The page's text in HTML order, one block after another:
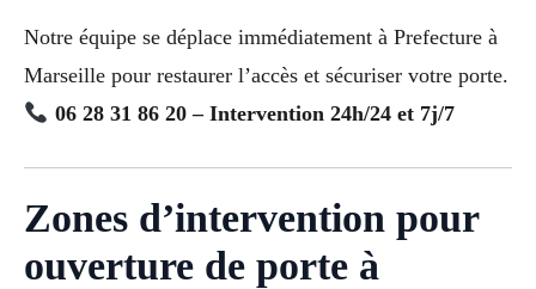
Notre équipe se déplace immédiatement à Prefecture à
Marseille pour restaurer l’accès et sécuriser votre porte.
06 28 31 86 20 – Intervention 24h/24 et 7j/7
Zones d’intervention pour
ouverture de porte à